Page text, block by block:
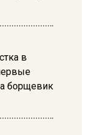
в
борщевик